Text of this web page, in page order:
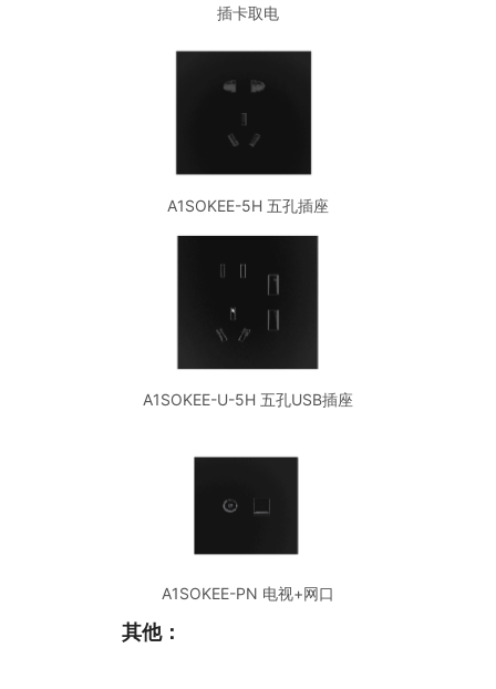
插卡取电
A1SOKEE-5H 五孔插座
A1SOKEE-U-5H 五孔USB插座
A1SOKEE-PN 电视+网口
其他：